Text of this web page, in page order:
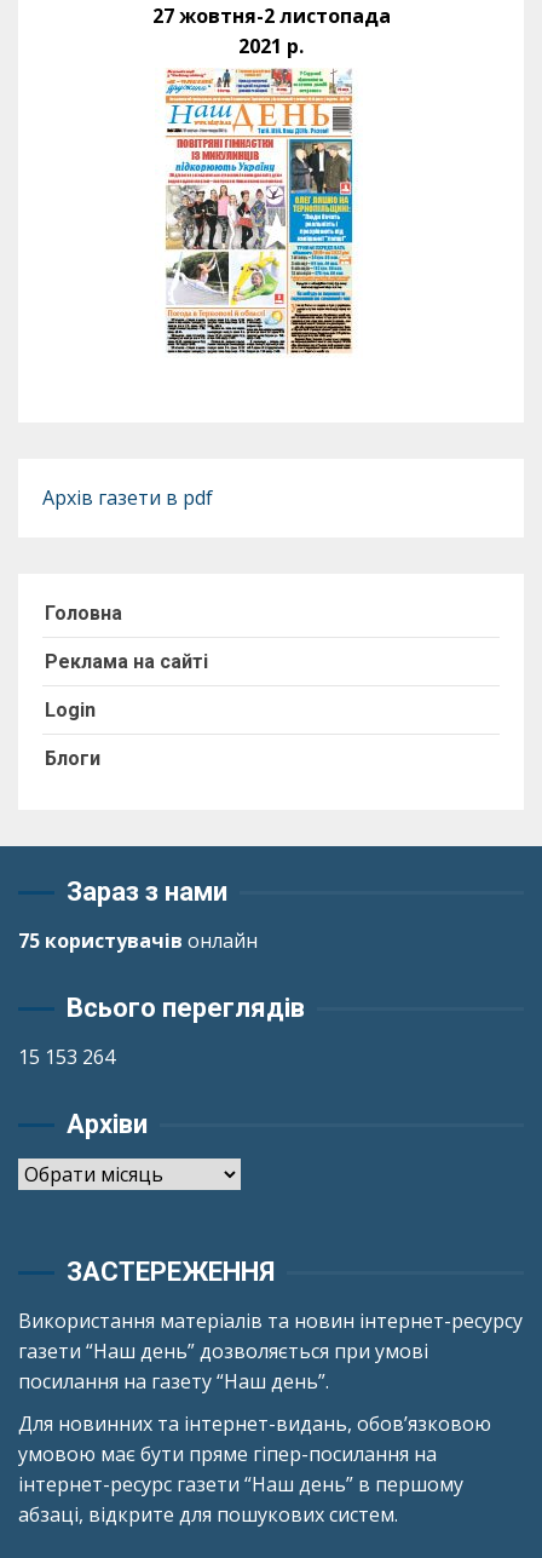
27 жовтня-2 листопада
2021 р.
Архів газети в pdf
Головна
Реклама на сайті
Login
Блоги
Зараз з нами
75 користувачів онлайн
Всього переглядів
15 153 264
Архіви
Архіви
ЗАСТЕРЕЖЕННЯ
Використання матеріалів та новин інтернет-ресурсу
газети “Наш день” дозволяється при умові
посилання на газету “Наш день”.
Для новинних та інтернет-видань, обов’язковою
умовою має бути пряме гіпер-посилання на
інтернет-ресурс газети “Наш день” в першому
абзаці, відкрите для пошукових систем.